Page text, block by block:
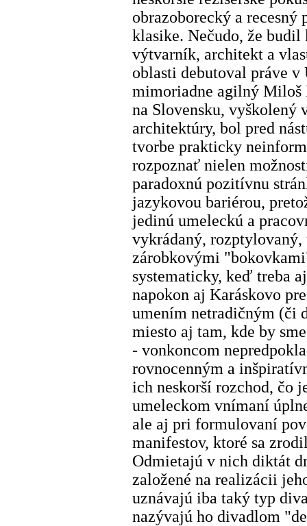
obrazoborecký a
klasike. Nečudo, že budil
výtvarník, architekt a
oblasti debutoval práve
mimoriadne agilný Miloš
na Slovensku, vyškolený
architektúry, bol pred
tvorbe prakticky
rozpoznať nielen
paradoxnú pozitívnu
jazykovou bariérou,
jedinú umeleckú a
vykrádaný,
zárobkovými
systematicky, keď treba
napokon aj Karáskovo
umením netradičným (či
miesto aj tam, kde by
- vonkoncom
rovnocenným a
ich neskorší rozchod, čo
umeleckom vnímaní
ale aj pri formulovaní
manifestov, ktoré sa
Odmietajú v nich diktát
založené na realizácii
uznávajú iba taký typ
nazývajú ho divadlom